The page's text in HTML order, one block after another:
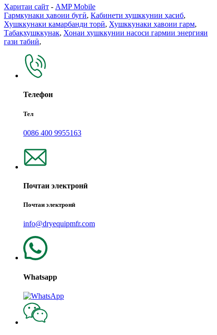
Харитаи сайт - AMP Mobile
Гармкунаки ҳавоии буғӣ, Кабинети хушккунии ҳасиб,
Хушккунаки камарбанди торӣ, Хушккунаки ҳавоии гарм,
Табақхушккунак, Хонаи хушккунии насоси гармии энергияи
гази табиӣ,
Телефон
Тел
0086 400 9955163
Почтаи электронӣ
Почтаи электронӣ
info@dryequipmfr.com
Whatsapp